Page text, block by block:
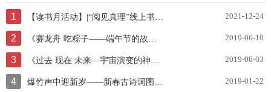
1 【读书月活动】|“阅见真理”线上书展邀你一起云阅读~ 2021-12-24
2 《赛龙舟 吃粽子——端午节的故事》图片展 2019-06-10
3 《过去 现在 未来—宇宙演变的神奇故事》图片展 2019-06-03
4 爆竹声中迎新岁——新春古诗词图文展 2019-01-22